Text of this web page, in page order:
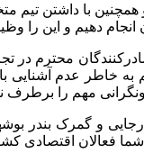
داشتن سابقه 10 ساله و
دهیم و این را
محترم
به خاطر عدم
مهم را برطرف
و گمرک بندر
فعالان اقتصادی